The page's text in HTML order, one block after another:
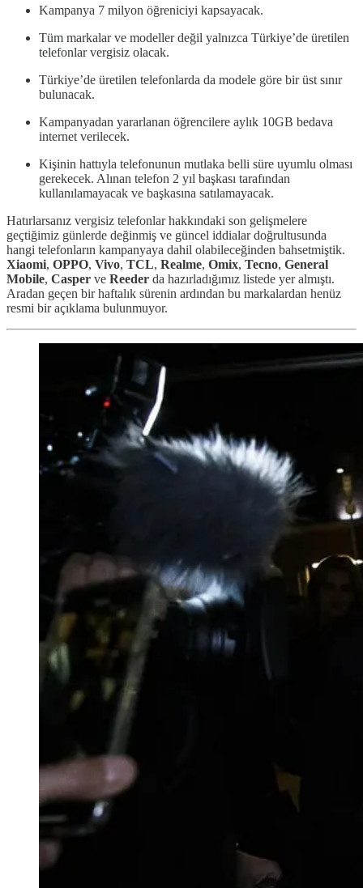
Kampanya 7 milyon öğreniciyi kapsayacak.
Tüm markalar ve modeller değil yalnızca Türkiye’de üretilen
telefonlar vergisiz olacak.
Türkiye’de üretilen telefonlarda da modele göre bir üst sınır
bulunacak.
Kampanyadan yararlanan öğrencilere aylık 10GB bedava
internet verilecek.
Kişinin hattıyla telefonunun mutlaka belli süre uyumlu olması
gerekecek. Alınan telefon 2 yıl başkası tarafından
kullanılamayacak ve başkasına satılamayacak.
Hatırlarsanız vergisiz telefonlar hakkındaki son gelişmelere
geçtiğimiz günlerde değinmiş ve güncel iddialar doğrultusunda
hangi telefonların kampanyaya dahil olabileceğinden bahsetmiştik.
Xiaomi, OPPO, Vivo, TCL, Realme, Omix, Tecno, General
Mobile, Casper ve Reeder da hazırladığımız listede yer almıştı.
Aradan geçen bir haftalık sürenin ardından bu markalardan henüz
resmi bir açıklama bulunmuyor.